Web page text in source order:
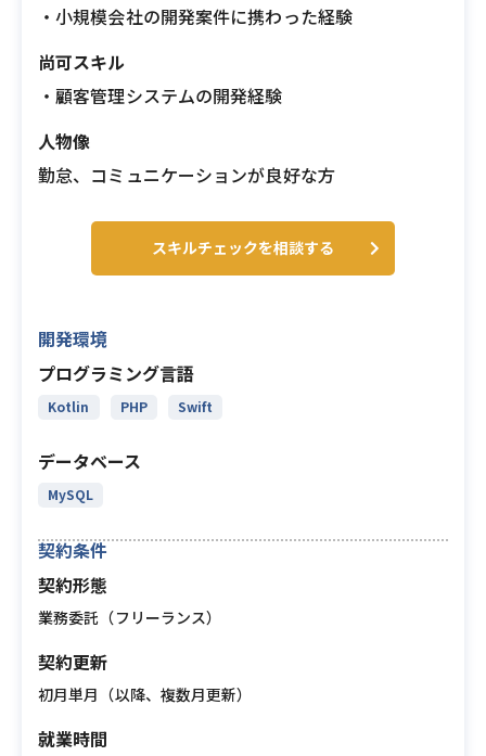
・小規模会社の開発案件に携わった経験
尚可スキル
・顧客管理システムの開発経験
人物像
勤怠、コミュニケーションが良好な方
スキルチェックを相談する
開発環境
プログラミング言語
Kotlin PHP Swift
データベース
MySQL
契約条件
契約形態
業務委託（フリーランス）
契約更新
初月単月（以降、複数月更新）
就業時間